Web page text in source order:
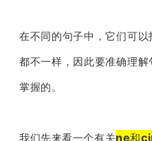
在不同的句子中，它们可
都不一样，因此要准确理
掌握的。
我们先来看一个有关ne和ci